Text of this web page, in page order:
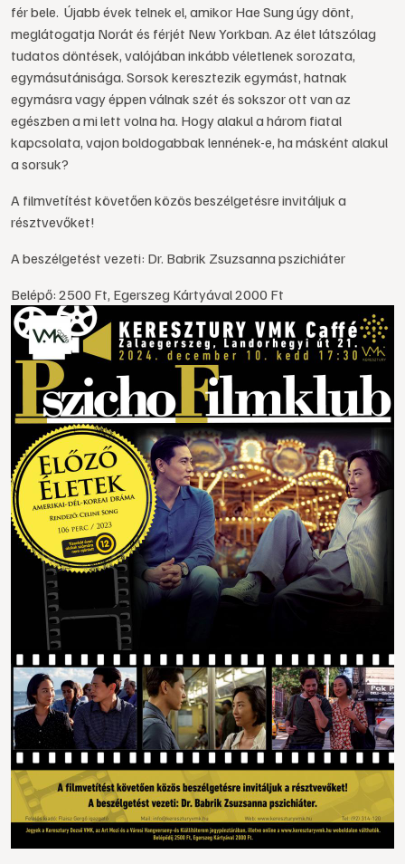
fér bele. Újabb évek telnek el, amikor Hae Sung úgy dönt,
meglátogatja Norát és férjét New Yorkban. Az élet látszólag
tudatos döntések, valójában inkább véletlenek sorozata,
egymásutánisága. Sorsok keresztezik egymást, hatnak
egymásra vagy éppen válnak szét és sokszor ott van az
egészben a mi lett volna ha. Hogy alakul a három fiatal
kapcsolata, vajon boldogabbak lennének-e, ha másként alakul
a sorsuk?
A filmvetítést követően közös beszélgetésre invitáljuk a
résztvevőket!
A beszélgetést vezeti: Dr. Babrik Zsuzsanna pszichiáter
Belépő: 2500 Ft, Egerszeg Kártyával 2000 Ft